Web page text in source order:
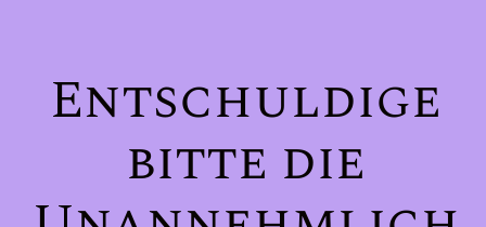
Entschuldige
bitte die